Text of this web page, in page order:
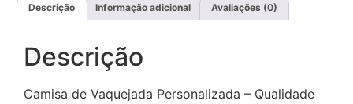
Descrição Informação adicional Avaliações (0)
Descrição
Camisa de Vaquejada Personalizada – Qualidade